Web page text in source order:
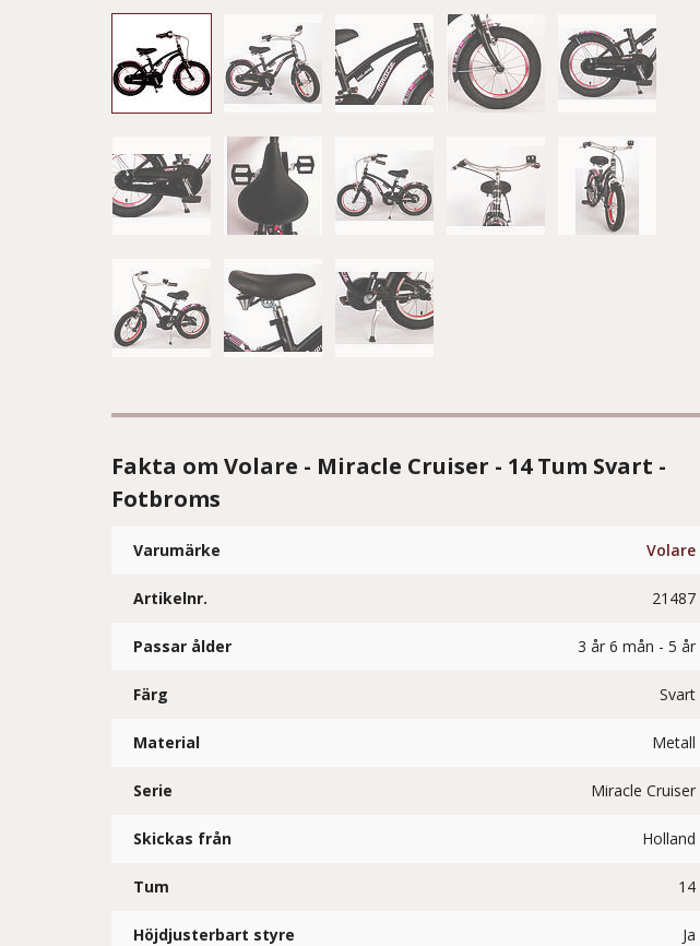
Fakta om Volare - Miracle Cruiser - 14 Tum Svart -
Fotbroms
Varumärke Volare
Artikelnr. 21487
Passar ålder 3 år 6 mån - 5 år
Färg Svart
Material Metall
Serie Miracle Cruiser
Skickas från Holland
Tum 14
Höjdjusterbart styre Ja